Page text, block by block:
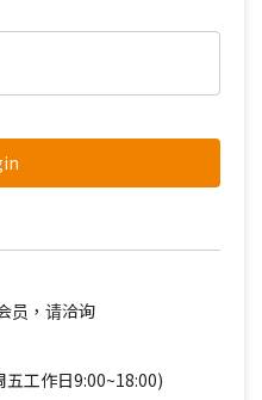
员，请洽询
工作日9:00~18:00)